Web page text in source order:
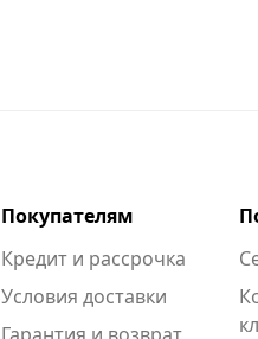
Покупателям
Кредит и рассрочка
Условия доставки
Гарантия и возврат